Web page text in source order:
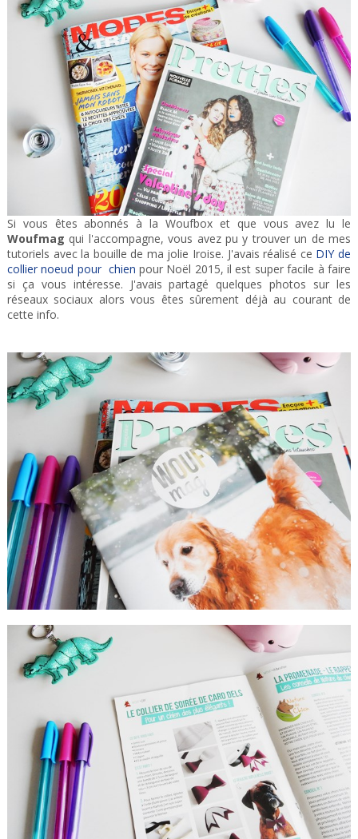
Si vous êtes abonnés à la Woufbox et que vous avez lu le
Woufmag qui l'accompagne, vous avez pu y trouver un de mes
tutoriels avec la bouille de ma jolie Iroise. J'avais réalisé ce DIY de
collier noeud pour chien pour Noël 2015, il est super facile à faire
si ça vous intéresse. J'avais partagé quelques photos sur les
réseaux sociaux alors vous êtes sûrement déjà au courant de
cette info.